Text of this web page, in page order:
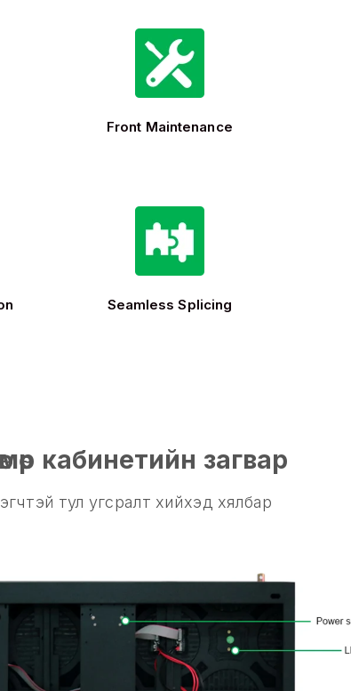
Front Maintenance
Seamless Splicing
кабинетийн загвар
тул угсралт хийхэд хялбар